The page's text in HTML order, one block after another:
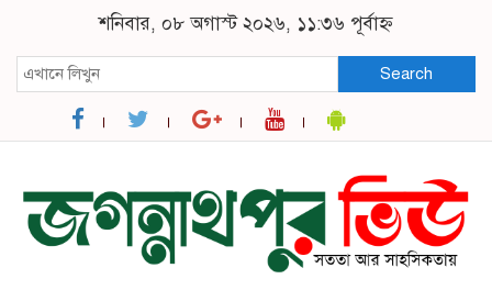
শনিবার, ০৮ অগাস্ট ২০২৬, ১১:৩৬ পূর্বাহ্ন
Search